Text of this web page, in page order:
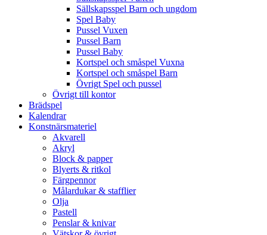
Sällskapsspel Barn och ungdom
Spel Baby
Pussel Vuxen
Pussel Barn
Pussel Baby
Kortspel och småspel Vuxna
Kortspel och småspel Barn
Övrigt Spel och pussel
Övrigt till kontor
Brädspel
Kalendrar
Konstnärsmateriel
Akvarell
Akryl
Block & papper
Blyerts & ritkol
Färgpennor
Målardukar & stafflier
Olja
Pastell
Penslar & knivar